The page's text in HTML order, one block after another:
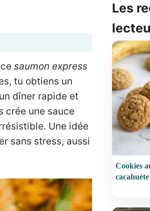
saumon express
tu obtiens un
dîner rapide et
crée une sauce
Une idée
sans stress, aussi
Les
Cookies